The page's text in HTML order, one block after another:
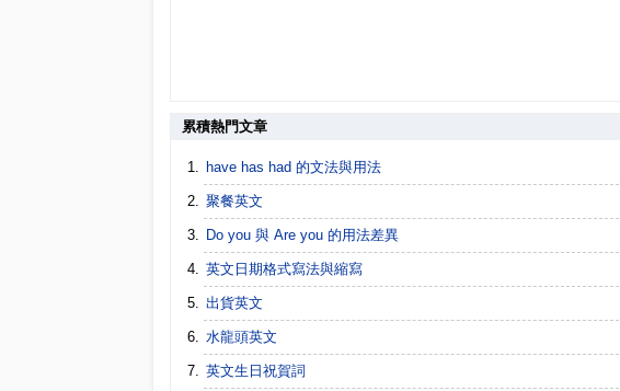
累積熱門文章
have has had 的文法與用法
聚餐英文
Do you 與 Are you 的用法差異
英文日期格式寫法與縮寫
出貨英文
水龍頭英文
英文生日祝賀詞